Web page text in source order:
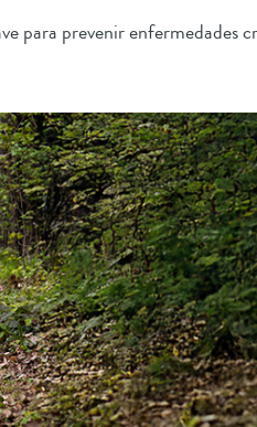
para prevenir enfermedades